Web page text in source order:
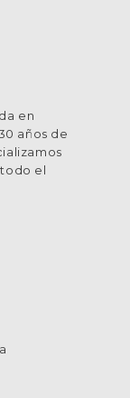
en
años de
el